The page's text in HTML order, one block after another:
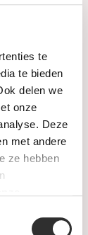
te
te bieden
delen we
onze
Deze
met andere
ze hebben